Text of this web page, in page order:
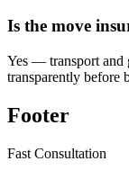
Is the move
Yes — transport and
transparently before
Footer
Fast Consultation